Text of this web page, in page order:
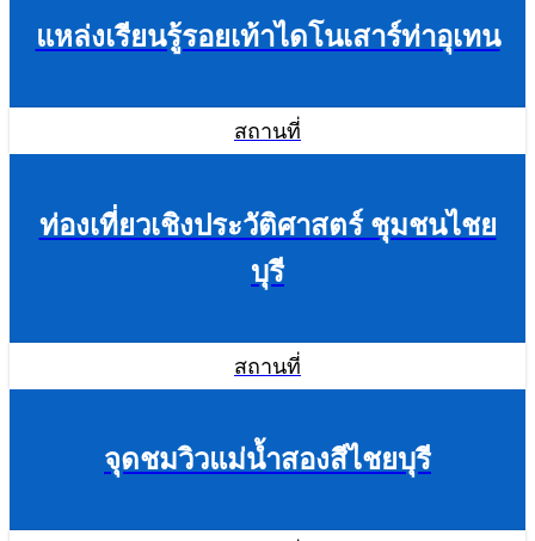
แหล่งเรียนรู้รอยเท้าไดโนเสาร์ท่าอุเทน
สถานที่
ท่องเที่ยวเชิงประวัติศาสตร์ ชุมชนไชย
บุรี
สถานที่
จุดชมวิวแม่น้ำสองสีไชยบุรี